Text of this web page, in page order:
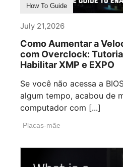
How To Guide
July 21,2026
Como Aumentar a
com Overclock:
Habilitar XMP e EXPO
Se você não acessa a
algum tempo, acabou de
computador com [...]
Placas-mãe